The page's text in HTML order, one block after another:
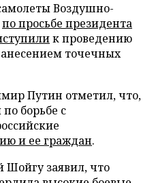
Воздушно-
по просьбе президента
к проведению
точечных
Путин отметил, что,
борьбе с
и ее граждан.
Шойгу заявил, что